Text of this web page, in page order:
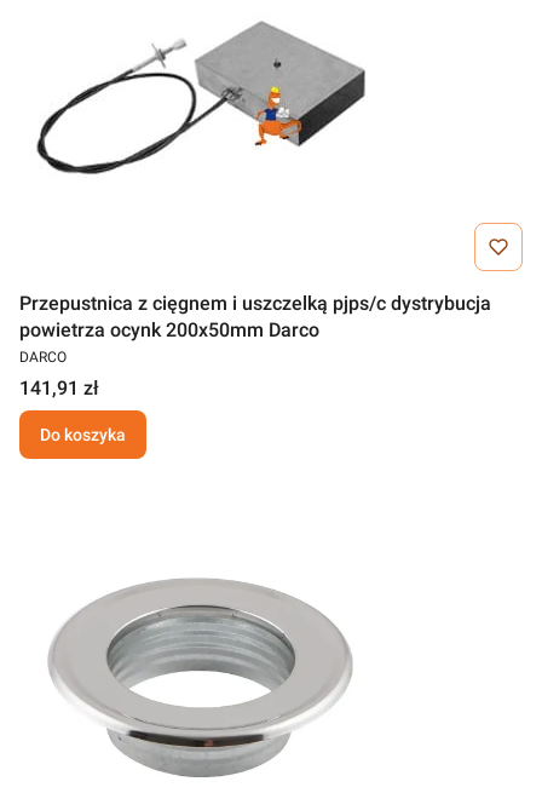
Przepustnica z cięgnem i uszczelką pjps/c dystrybucja
powietrza ocynk 200x50mm Darco
DARCO
141,91 zł
Do koszyka